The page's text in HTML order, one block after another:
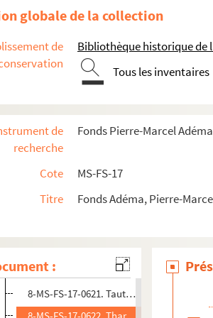
globale de la collection
de
Bibliothèque historique de
Tous les inventaires
de
recherche
Fonds Pierre-Marcel Adéma
Cote
MS-FS-17
Titre
Fonds Adéma, Pierre-
:
4-MS-FS-17-1337.
Revue de l'époque
8-MS-FS-17-0614. Rivière, Jacques
8-MS-FS-17-0615. Rosny aîné, J. H.
8-MS-FS-17-0616. Rouveyre, André
8-MS-FS-17-0617. Roux, Antoine de
4-MS-FS-17-1006. Société des Gens de
8-MS-FS-17-0620. Tardieu, Eugène
4-MS-FS-17-1007. Taupin, René
8-MS-FS-17-0621. Tautain, Gustave-Louis